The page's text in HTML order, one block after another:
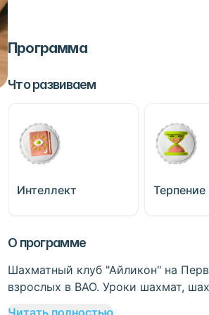
Программа
Что развиваем
Интеллект Терпение
О программе
Шахматный клуб "Айликон" на
взрослых в ВАО. Уроки шахмат,
Читать полностью